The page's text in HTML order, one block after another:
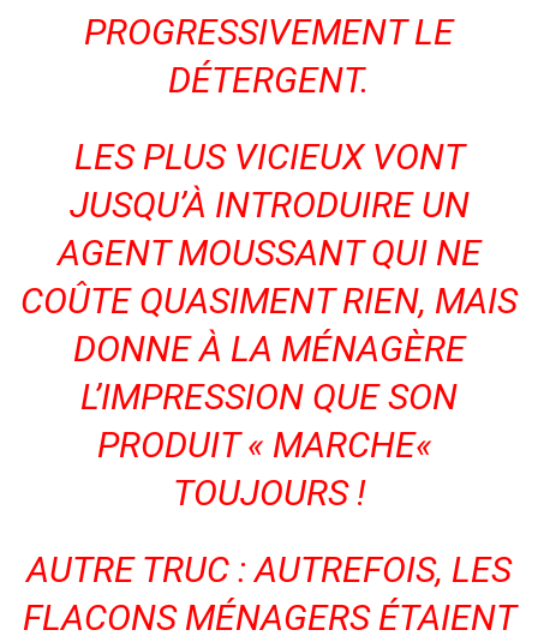
PROGRESSIVEMENT LE
DÉTERGENT.
LES PLUS VICIEUX VONT
JUSQU’À INTRODUIRE UN
AGENT MOUSSANT QUI NE
COÛTE QUASIMENT RIEN, MAIS
DONNE À LA MÉNAGÈRE
L’IMPRESSION QUE SON
PRODUIT« MARCHE«
TOUJOURS!
AUTRE TRUC :AUTREFOIS, LES
FLACONS MÉNAGERS ÉTAIENT